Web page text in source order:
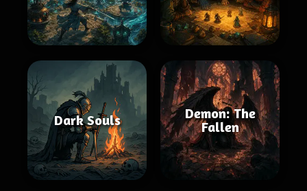
Dark Souls
Demon: The
Fallen